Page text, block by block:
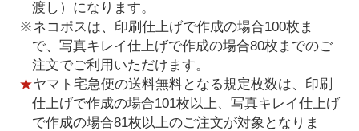
渡し）になります。
※ネコポスは、印刷仕上げで作成の場合100枚ま
で、写真キレイ仕上げで作成の場合80枚までのご
注文でご利用いただけます。
★ヤマト宅急便の送料無料となる規定枚数は、印刷
仕上げで作成の場合101枚以上、写真キレイ仕上げ
で作成の場合81枚以上のご注文が対象となりま